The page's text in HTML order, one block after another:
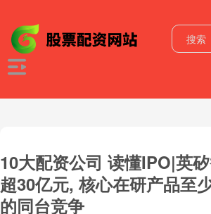
10大配资公司 读懂IPO|英
超30亿元, 核心在研产品至
的同台竞争